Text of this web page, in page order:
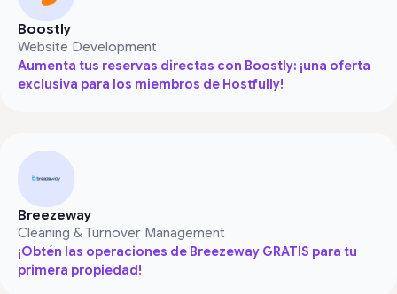
Boostly
Website Development
Aumenta tus reservas directas con Boostly: ¡una oferta
exclusiva para los miembros de Hostfully!
Breezeway
Cleaning & Turnover Management
¡Obtén las operaciones de Breezeway GRATIS para tu
primera propiedad!